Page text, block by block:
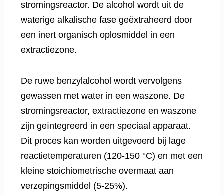
stromingsreactor. De alcohol wordt uit de
waterige alkalische fase geëxtraheerd door
een inert organisch oplosmiddel in een
extractiezone.
De ruwe benzylalcohol wordt vervolgens
gewassen met water in een waszone. De
stromingsreactor, extractiezone en waszone
zijn geïntegreerd in een speciaal apparaat.
Dit proces kan worden uitgevoerd bij lage
reactietemperaturen (120-150 °C) en met een
kleine stoichiometrische overmaat aan
verzepingsmiddel (5-25%).